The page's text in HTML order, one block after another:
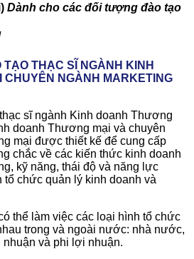
Dành cho các đối tượng đào tạo
THẠC SĨ NGÀNH KINH
CHUYÊN NGÀNH MARKETING
sĩ ngành Kinh doanh Thương
doanh Thương mại và chuyên
mại được thiết kế để cung cấp
chắc về các kiến ​​thức kinh doanh
kỹ năng, thái độ và năng lực
chức quản lý kinh doanh và
thể làm việc các loại hình tổ chức
trong và ngoài nước: nhà nước,
và phi lợi nhuận.